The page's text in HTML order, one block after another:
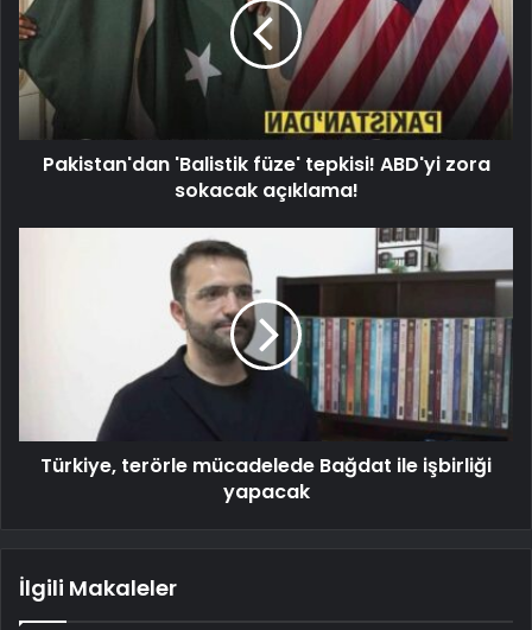
Pakistan'dan 'Balistik füze' tepkisi! ABD'yi zora
sokacak açıklama!
Türkiye, terörle mücadelede Bağdat ile işbirliği
yapacak
İlgili Makaleler